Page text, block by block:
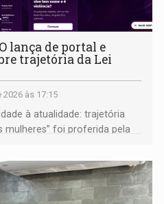
lança de portal e
trajetória da Lei
às 17:15
à atualidade: trajetória
foi proferida pela